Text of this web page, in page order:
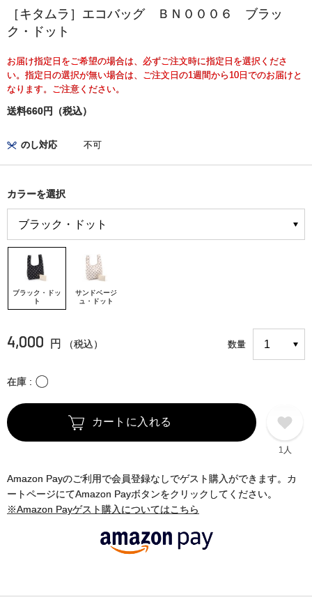
［キタムラ］エコバッグ ＢＮ０００６ ブラッ
ク・ドット
お届け指定日をご希望の場合は、必ずご注文時に指定日を選択くださ
い。指定日の選択が無い場合は、ご注文日の1週間から10日でのお届けと
なります。ご注意ください。
送料660円（税込）
のし対応 不可
カラーを選択
ブラック・ドッ
ト
サンドベージ
ュ・ドット
4,000 円 （税込） 数量
在庫 〇
カートに入れる
1人
Amazon Payのご利用で会員登録なしでゲスト購入ができます。カ
ートページにてAmazon Payボタンをクリックしてください。
※Amazon Payゲスト購入についてはこちら